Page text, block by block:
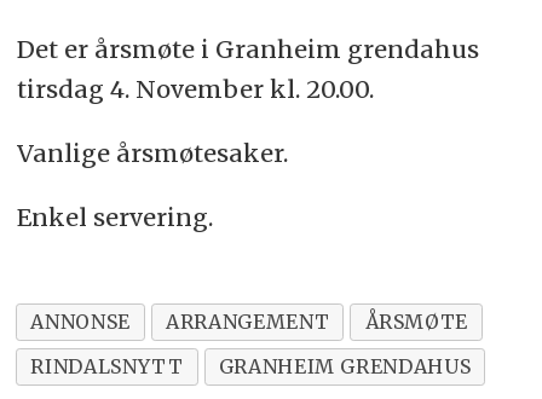
Det er årsmøte i Granheim grendahus
tirsdag 4. November kl. 20.00.
Vanlige årsmøtesaker.
Enkel servering.
ANNONSE ARRANGEMENT
ÅRSMØTE
RINDALSNYTT
GRANHEIM GRENDAHUS